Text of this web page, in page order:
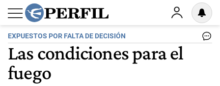
EXPUESTOS POR FALTA DE DECISIÓN
Las condiciones para el
fuego